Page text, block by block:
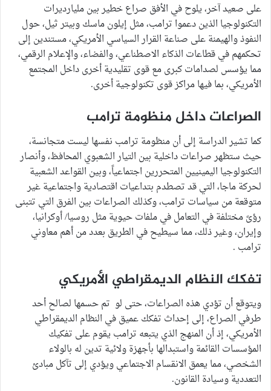
على صعيد آخر، يلوح في الأفق صراع خطير بين مليارديرات
التكنولوجيا الذين دعموا ترامب، مثل إيلون ماسك وبيتر ثيل، حول
النفوذ والهيمنة على صناعة القرار السياسي الأمريكي، مستندين إلى
تحكمهم في قطاعات الذكاء الاصطناعي، والفضاء، والإعلام الرقمي،
مما يؤسس لصدامات كبرى مع قوى تقليدية أخرى داخل المجتمع
الأمريكي، بما فيها مراكز قوى تكنولوجية أخرى.
الصراعات داخل منظومة ترامب
كما تشير الدراسة إلى أن منظومة ترامب نفسها ليست متجانسة،
حيث ستظهر صراعات داخلية بين التيار الشعبوي المحافظ، وأنصار
التكنولوجيا اليمينيين المتحررين اجتماعياً، وبين القواعد الشعبية
لحركة ماجا، التي قد تصطدم بتداعيات اقتصادية واجتماعية غير
متوقعة من سياسات ترامب، وكذلك الصراعات بين الفرق التي تتبنى
رؤىً مختلفة في التعامل في ملفات حيوية مثل روسيا/ أوكرانيا،
وإيران، وغير ذلك، مما سيطيح في الطريق بعدد من أهم معاوني
ترامب .
تفكك النظام الديمقراطي الأمريكي
ويتوقع أن تؤدي هذه الصراعات، حتى لو تم حسمها لصالح أحد
طرفي الصراع، إلى إحداث تفكك عميق في النظام الديمقراطي
الأمريكي، إذ أن المنهج الذي يتبعه ترامب يقوم على تفكيك
المؤسسات القائمة واستبدالها بأجهزة ولائية تدين له بالولاء
الشخصي، مما يعمق الانقسام الاجتماعي ويؤدي إلى تآكل مبادئ
التعددية وسيادة القانون.